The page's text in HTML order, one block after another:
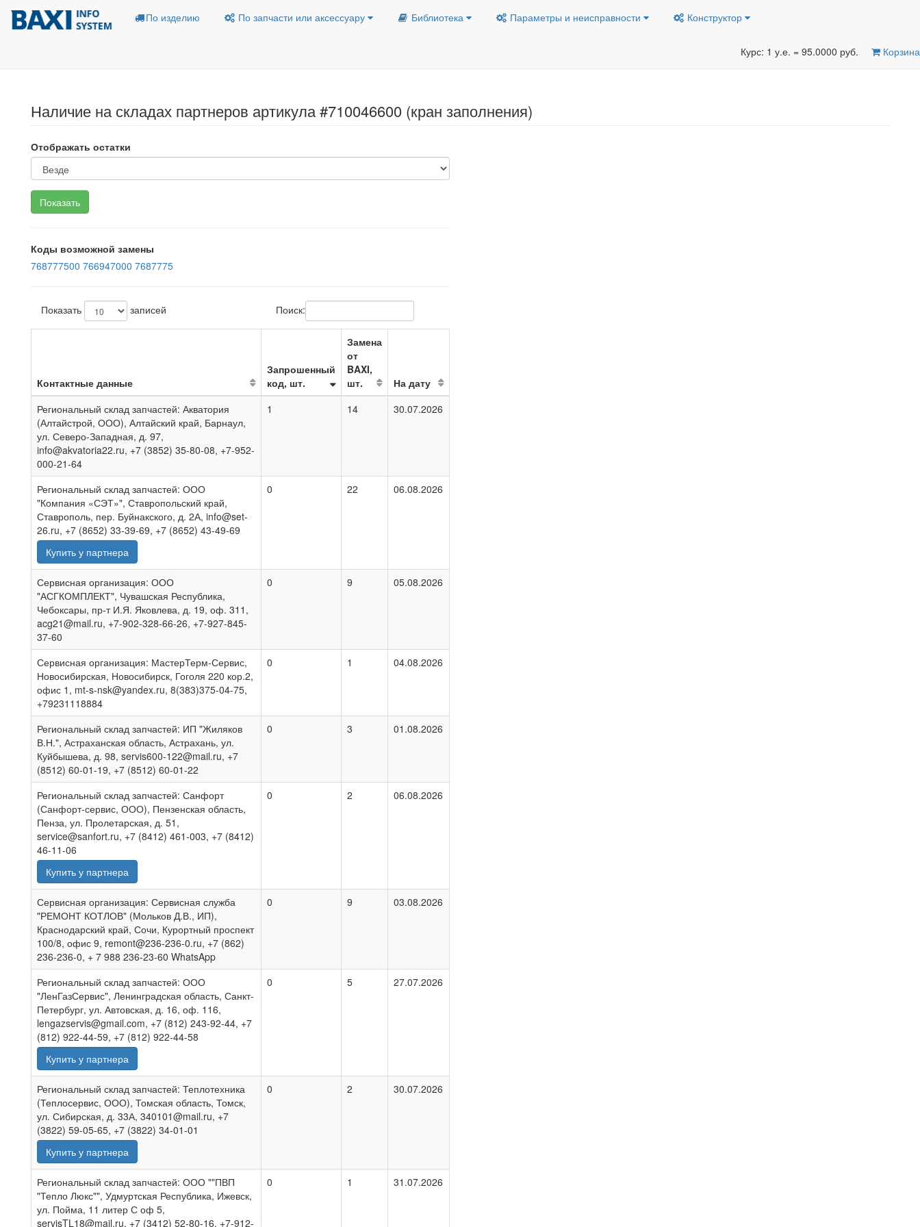
По изделию По запчасти или аксессуару Библиотека Параметры и неисправности Конструктор
Курс: 1 у.е. = 95.0000 руб. Корзина
Наличие на складах партнеров артикула #710046600 (кран заполнения)
Отображать остатки
Коды возможной замены
768777500 766947000 7687775
Показать записей Поиск:
Контактные данные
Запрошенный
код, шт.
Замена
от
BAXI,
шт.
На дату
Региональный склад запчастей: Акватория
(Алтайстрой, ООО), Алтайский край, Барнаул,
ул. Северо-Западная, д. 97,
info@akvatoria22.ru, +7 (3852) 35-80-08, +7-952-
000-21-64
1 14 30.07.2026
Региональный склад запчастей: ООО
"Компания «СЭТ»", Ставропольский край,
Ставрополь, пер. Буйнакского, д. 2А, info@set-
26.ru, +7 (8652) 33-39-69, +7 (8652) 43-49-69
Купить у партнера
0 22 06.08.2026
Сервисная организация: ООО
"АСГКОМПЛЕКТ", Чувашская Республика,
Чебоксары, пр-т И.Я. Яковлева, д. 19, оф. 311,
acg21@mail.ru, +7-902-328-66-26, +7-927-845-
37-60
0 9 05.08.2026
Сервисная организация: МастерТерм-Сервис,
Новосибирская, Новосибирск, Гоголя 220 кор.2,
офис 1, mt-s-nsk@yandex.ru, 8(383)375-04-75,
+79231118884
0 1 04.08.2026
Региональный склад запчастей: ИП "Жиляков
В.Н.", Астраханская область, Астрахань, ул.
Куйбышева, д. 98, servis600-122@mail.ru, +7
(8512) 60-01-19, +7 (8512) 60-01-22
0 3 01.08.2026
Региональный склад запчастей: Санфорт
(Санфорт-сервис, ООО), Пензенская область,
Пенза, ул. Пролетарская, д. 51,
service@sanfort.ru, +7 (8412) 461-003, +7 (8412)
46-11-06
Купить у партнера
0 2 06.08.2026
Сервисная организация: Сервисная служба
"РЕМОНТ КОТЛОВ" (Мольков Д.В., ИП),
Краснодарский край, Сочи, Курортный проспект
100/8, офис 9, remont@236-236-0.ru, +7 (862)
236-236-0, + 7 988 236-23-60 WhatsApp
0 9 03.08.2026
Региональный склад запчастей: ООО
"ЛенГазСервис", Ленинградская область, Санкт-
Петербург, ул. Автовская, д. 16, оф. 116,
lengazservis@gmail.com, +7 (812) 243-92-44, +7
(812) 922-44-59, +7 (812) 922-44-58
Купить у партнера
0 5 27.07.2026
Региональный склад запчастей: Теплотехника
(Теплосервис, ООО), Томская область, Томск,
ул. Сибирская, д. 33А, 340101@mail.ru, +7
(3822) 59-05-65, +7 (3822) 34-01-01
Купить у партнера
0 2 30.07.2026
Региональный склад запчастей: ООО ""ПВП
"Тепло Люкс"", Удмуртская Республика, Ижевск,
ул. Пойма, 11 литер С оф 5,
servisTL18@mail.ru, +7 (3412) 52-80-16, +7-912-
0 1 31.07.2026